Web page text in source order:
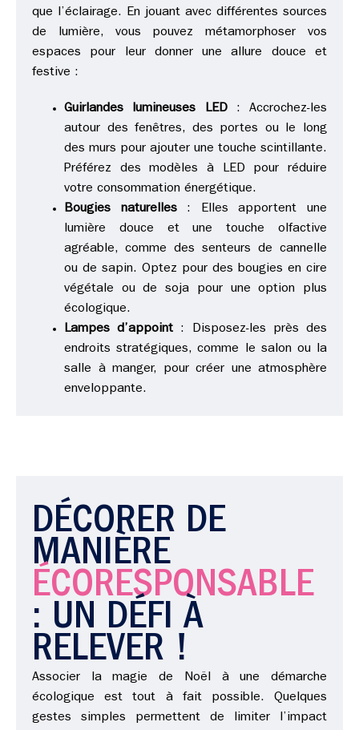
que l’éclairage. En jouant avec différentes sources
de lumière, vous pouvez métamorphoser vos
espaces pour leur donner une allure douce et
festive :
Guirlandes lumineuses LED: Accrochez-les
autour des fenêtres, des portes ou le long
des murs pour ajouter une touche scintillante.
Préférez des modèles à LED pour réduire
votre consommation énergétique.
Bougies naturelles: Elles apportent une
lumière douce et une touche olfactive
agréable, comme des senteurs de cannelle
ou de sapin. Optez pour des bougies en cire
végétale ou de soja pour une option plus
écologique.
Lampes d’appoint : Disposez-les près des
endroits stratégiques, comme le salon ou la
salle à manger, pour créer une atmosphère
enveloppante.
DÉCORER DE
MANIÈRE
ÉCORESPONSABLE
: UN DÉFI À
RELEVER !
Associer la magie de Noël à une démarche
écologique est tout à fait possible. Quelques
gestes simples permettent de limiter l’impact